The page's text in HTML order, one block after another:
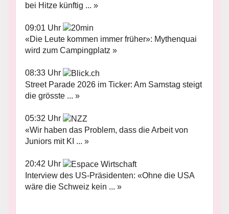
bei Hitze künftig ... »
09:01 Uhr
«Die Leute kommen immer früher»: Mythenquai
wird zum Campingplatz »
08:33 Uhr
Street Parade 2026 im Ticker: Am Samstag steigt
die grösste ... »
05:32 Uhr
«Wir haben das Problem, dass die Arbeit von
Juniors mit KI ... »
20:42 Uhr
Interview des US-Präsidenten: «Ohne die USA
wäre die Schweiz kein ... »